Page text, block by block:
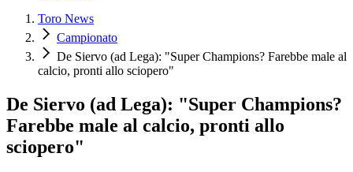
Toro News
Campionato
De Siervo (ad Lega): "Super Champions? Farebbe male al
calcio, pronti allo sciopero"
De Siervo (ad Lega): "Super Champions?
Farebbe male al calcio, pronti allo
sciopero"